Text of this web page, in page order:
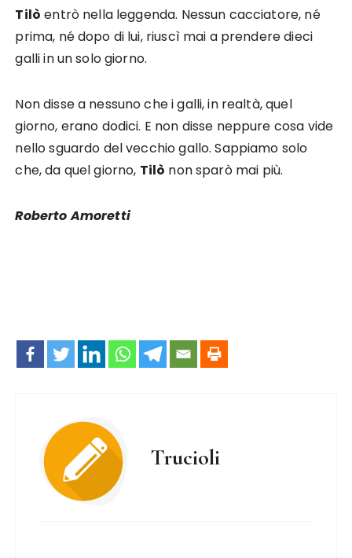
Tilò entrò nella leggenda. Nessun cacciatore, né
prima, né dopo di lui, riuscì mai a prendere dieci
galli in un solo giorno.
Non disse a nessuno che i galli, in realtà, quel
giorno, erano dodici. E non disse neppure cosa vide
nello sguardo del vecchio gallo. Sappiamo solo
che, da quel giorno, Tilò non sparò mai più.
Roberto Amoretti
Trucioli